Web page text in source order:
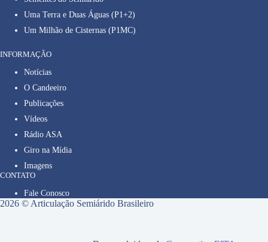
Uma Terra e Duas Águas (P1+2)
Um Milhão de Cisternas (P1MC)
INFORMAÇÃO
Notícias
O Candeeiro
Publicações
Vídeos
Rádio ASA
Giro na Mídia
Imagens
CONTATO
Fale Conosco
2026 © Articulação Semiárido Brasileiro